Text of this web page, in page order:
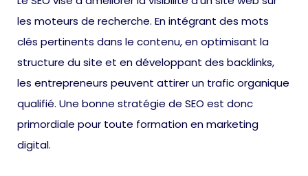
les moteurs de recherche. En intégrant des mots
clés pertinents dans le contenu, en optimisant la
structure du site et en développant des backlinks,
les entrepreneurs peuvent attirer un trafic organique
qualifié. Une bonne stratégie de SEO est donc
primordiale pour toute formation en marketing
digital.